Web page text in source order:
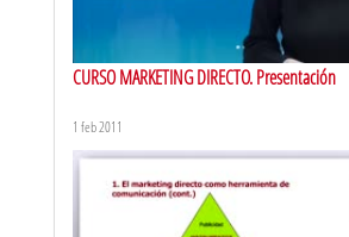
CURSO MARKETING DIRECTO. Presentación
1 feb 2011